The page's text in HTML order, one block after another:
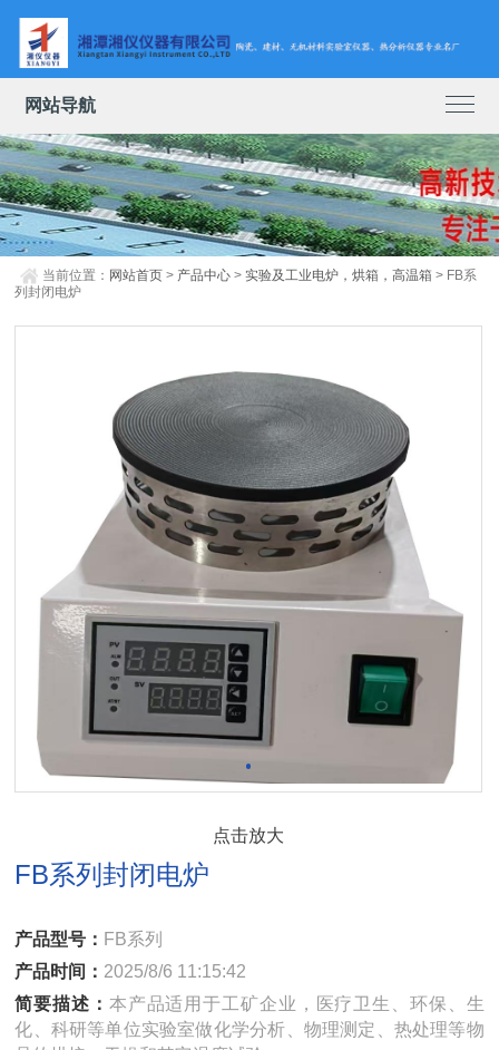
网站导航
当前位置： 网站首页 > 产品中心 >实验及工业电炉，烘箱，高温箱 > FB系
列封闭电炉
点击放大
FB系列封闭电炉
产品型号： FB系列
产品时间： 2025/8/6 11:15:42
简要描述： 本产品适用于工矿企业，医疗卫生、环保、生
化、科研等单位实验室做化学分析、物理测定、热处理等物